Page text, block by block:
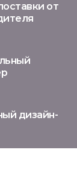
от
дизайн-